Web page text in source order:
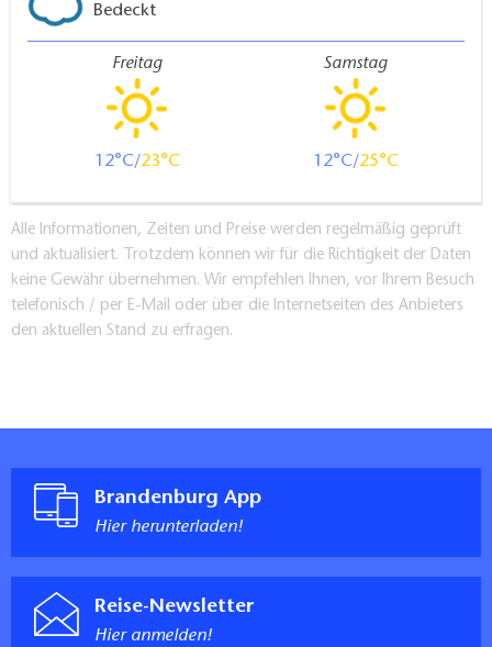
Bedeckt
Freitag
12 23
Samstag
12 25
Alle Informationen, Zeiten und Preise werden regelmäßig geprüft
und aktualisiert. Trotzdem können wir für die Richtigkeit der Daten
keine Gewähr übernehmen. Wir empfehlen Ihnen, vor Ihrem Besuch
telefonisch / per E-Mail oder über die Internetseiten des Anbieters
den aktuellen Stand zu erfragen.
Brandenburg App
Hier herunterladen!
Reise-Newsletter
Hier anmelden!